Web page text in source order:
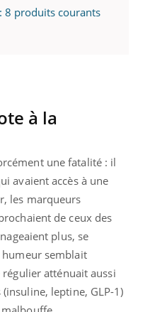
8 produits courants
à la
une fatalité : il
avaient accès à une
les marqueurs
de ceux des
plus, se
semblait
régulier atténuait aussi
leptine, GLP-1)